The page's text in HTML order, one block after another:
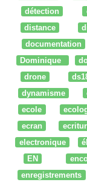
détection
distance
documentation
Dominique
drone
dynamisme
ecole
ecran
electronique
EN
enregistrements